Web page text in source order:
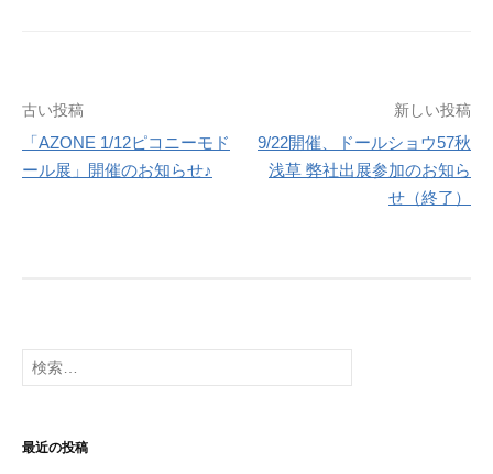
投
稿
シ
ョ
ン
古い投稿
「AZONE 1/12ピコニーモド
ール展」開催のお知らせ♪
新しい投稿
9/22開催、ドールショウ57秋
浅草 弊社出展参加のお知ら
せ（終了）
検
索:
最近の投稿